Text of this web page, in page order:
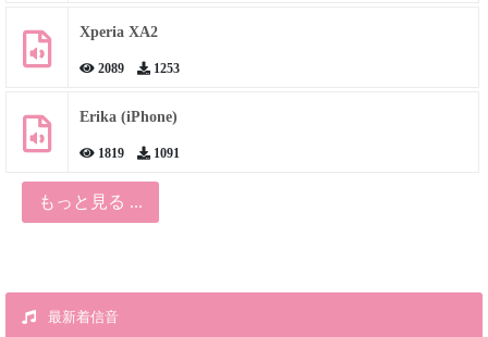
Xperia XA2
2089 1253
Erika (iPhone)
1819 1091
もっと見る ...
最新着信音